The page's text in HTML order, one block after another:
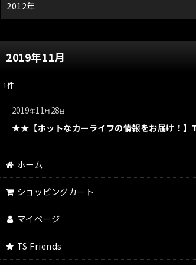
2019年11月
1件
2019年11月 28日
★★【ホットなカーライフの情報をお届け！
2012年
ホーム
ショッピングカート
マイページ
TS Friends